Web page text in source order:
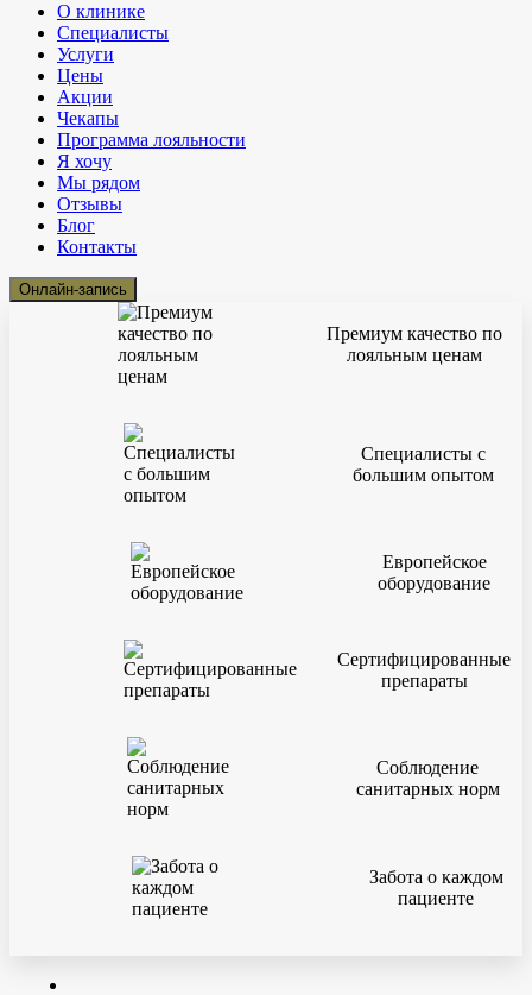
О клинике
Специалисты
Услуги
Цены
Акции
Чекапы
Программа лояльности
Я хочу
Мы рядом
Отзывы
Блог
Контакты
Онлайн-запись
Премиум качество по
лояльным ценам
Специалисты с
большим опытом
Европейское
оборудование
Сертифицированные
препараты
Соблюдение
санитарных норм
Забота о каждом
пациенте